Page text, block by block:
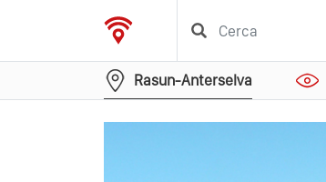
Rasun-Anterselva